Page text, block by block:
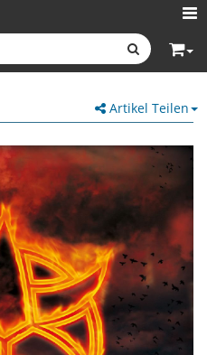
Artikel Teilen